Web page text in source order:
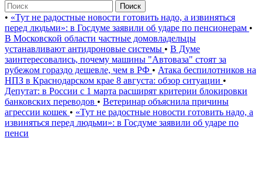
Поиск
• «Тут не радостные новости готовить надо, а извиняться
перед людьми»: в Госдуме заявили об ударе по пенсионерам •
В Московской области частные домовладельцы
устанавливают антидроновые системы • В Думе
заинтересовались, почему машины "Автоваза" стоят за
рубежом гораздо дешевле, чем в РФ • Атака беспилотников на
НПЗ в Краснодарском крае 8 августа: обзор ситуации •
Депутат: в России с 1 марта расширят критерии блокировки
банковских переводов • Ветеринар объяснила причины
агрессии кошек • «Тут не радостные новости готовить надо, а
извиняться перед людьми»: в Госдуме заявили об ударе по
пенси